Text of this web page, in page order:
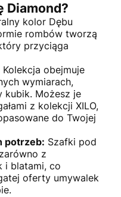
Diamond?
kolor Dębu
rombów tworzą
przyciąga
Kolekcja obejmuje
wymiarach,
kubik. Możesz je
z kolekcji XILO,
do Twojej
potrzeb: Szafki pod
z
i blatami, co
oferty umywalek